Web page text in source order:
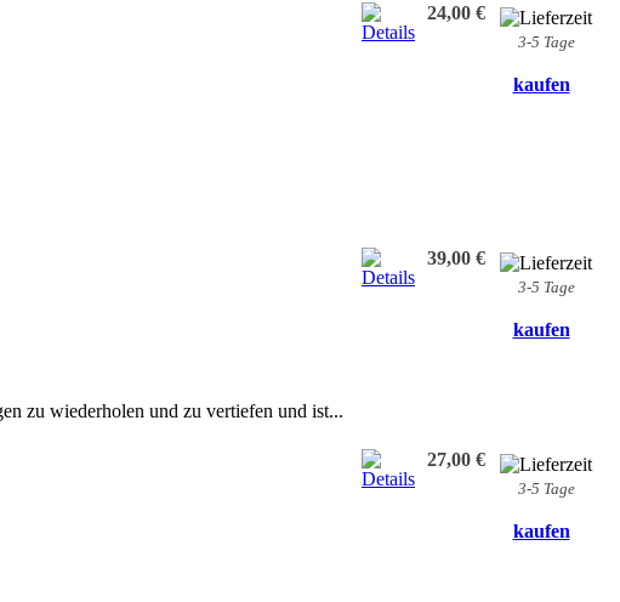
24,00 €
3-5 Tage
kaufen
zu wiederholen und zu vertiefen und ist...
39,00 €
3-5 Tage
kaufen
27,00 €
3-5 Tage
kaufen